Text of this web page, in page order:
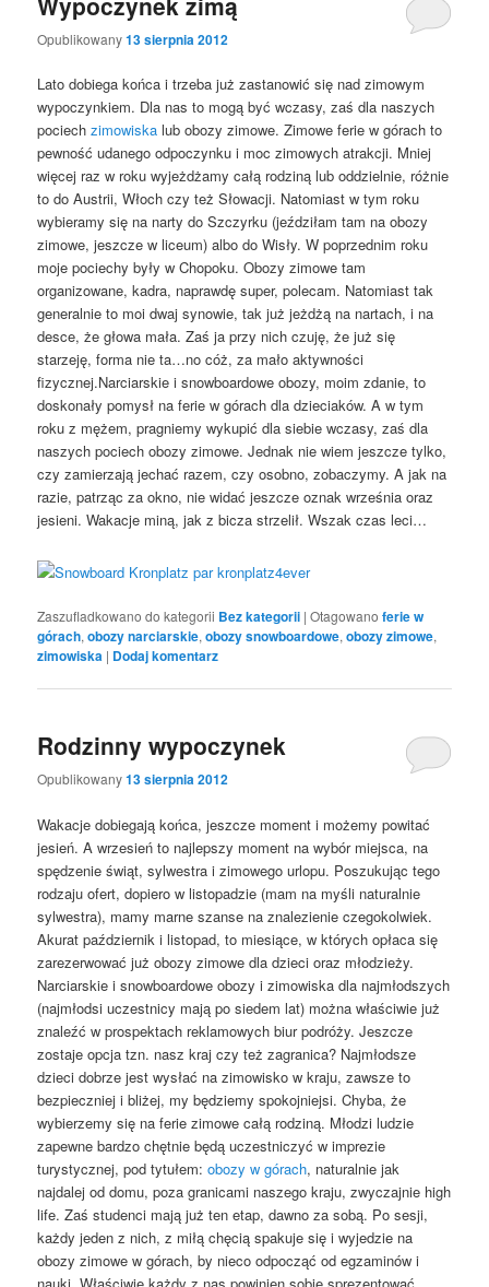
Opublikowany13 sierpnia 2012
Lato dobiega końca i trzeba już zastanowić się nad zimowym
wypoczynkiem. Dla nas to mogą być wczasy, zaś dla naszych
pociechzimowiska lub obozy zimowe. Zimowe ferie w górach to
pewność udanego odpoczynku i moc zimowych atrakcji. Mniej
więcej raz w roku wyjeżdżamy całą rodziną lub oddzielnie, różnie
to do Austrii, Włoch czy też Słowacji. Natomiast w tym roku
wybieramy się na narty do Szczyrku (jeździłam tam na obozy
zimowe, jeszcze w liceum) albo do Wisły. W poprzednim roku
moje pociechy były w Chopoku. Obozy zimowe tam
organizowane, kadra, naprawdę super, polecam. Natomiast tak
generalnie to moi dwaj synowie, tak już jeżdżą na nartach, i na
desce, że głowa mała. Zaś ja przy nich czuję, że już się
starzeję, forma nie ta…no cóż, za mało aktywności
fizycznej.Narciarskie i snowboardowe obozy, moim zdanie, to
doskonały pomysł na ferie w górach dla dzieciaków. A w tym
roku z mężem, pragniemy wykupić dla siebie wczasy, zaś dla
naszych pociech obozy zimowe. Jednak nie wiem jeszcze tylko,
czy zamierzają jechać razem, czy osobno, zobaczymy. A jak na
razie, patrząc za okno, nie widać jeszcze oznak września oraz
jesieni. Wakacje miną, jak z bicza strzelił. Wszak czas leci…
Zaszufladkowano do kategorii Bez kategorii |Otagowano ferie w
górach,obozy narciarskie,obozy snowboardowe,obozy zimowe,
zimowiska | Dodaj komentarz
Rodzinny wypoczynek
Opublikowany13 sierpnia 2012
Wakacje dobiegają końca, jeszcze moment i możemy powitać
jesień. A wrzesień to najlepszy moment na wybór miejsca, na
spędzenie świąt, sylwestra i zimowego urlopu. Poszukując tego
rodzaju ofert, dopiero w listopadzie (mam na myśli naturalnie
sylwestra), mamy marne szanse na znalezienie czegokolwiek.
Akurat październik i listopad, to miesiące, w których opłaca się
zarezerwować już obozy zimowe dla dzieci oraz młodzieży.
Narciarskie i snowboardowe obozy i zimowiska dla najmłodszych
(najmłodsi uczestnicy mają po siedem lat) można właściwie już
znaleźć w prospektach reklamowych biur podróży. Jeszcze
zostaje opcja tzn. nasz kraj czy też zagranica? Najmłodsze
dzieci dobrze jest wysłać na zimowisko w kraju, zawsze to
bezpieczniej i bliżej, my będziemy spokojniejsi. Chyba, że
wybierzemy się na ferie zimowe całą rodziną. Młodzi ludzie
zapewne bardzo chętnie będą uczestniczyć w imprezie
turystycznej, pod tytułem:obozy w górach, naturalnie jak
najdalej od domu, poza granicami naszego kraju, zwyczajnie high
life. Zaś studenci mają już ten etap, dawno za sobą. Po sesji,
każdy jeden z nich, z miłą chęcią spakuje się i wyjedzie na
obozy zimowe w górach, by nieco odpocząć od egzaminów i
nauki. Właściwie każdy z nas powinien sobie sprezentować